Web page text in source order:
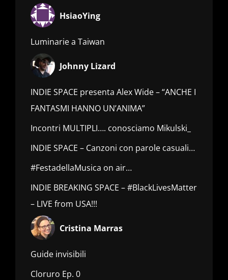
HsiaoYing
Luminarie a Taiwan
Johnny Lizard
INDIE SPACE presenta Alex Wide – “ANCHE I
FANTASMI HANNO UN’ANIMA”
Incontri MULTIPLI…. conosciamo Mikulski_
INDIE SPACE – Canzoni con parole casuali…
#FestadellaMusica on air…
INDIE BREAKING SPACE – #BlackLivesMatter
– LIVE from USA!!!
Cristina Marras
Guide invisibili
Cloruro Ep. 0